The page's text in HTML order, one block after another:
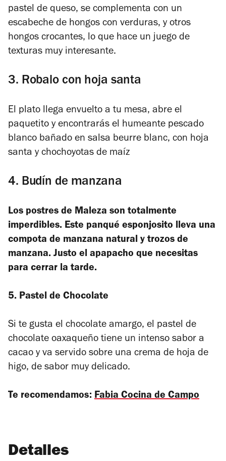
pastel de queso, se complementa con un
escabeche de hongos con verduras, y otros
hongos crocantes, lo que hace un juego de
texturas muy interesante.
3. Robalo con hoja santa
El plato llega envuelto a tu mesa, abre el
paquetito y encontrarás el humeante pescado
blanco bañado en salsa beurre blanc, con hoja
santa y chochoyotas de maíz
4. Budín de manzana
Los postres de Maleza son totalmente
imperdibles. Este panqué esponjosito lleva una
compota de manzana natural y trozos de
manzana. Justo el apapacho que necesitas
para cerrar la tarde.
5. Pastel de Chocolate
Si te gusta el chocolate amargo, el pastel de
chocolate oaxaqueño tiene un intenso sabor a
cacao y va servido sobre una crema de hoja de
higo, de sabor muy delicado.
Te recomendamos: Fabia Cocina de Campo
Detalles